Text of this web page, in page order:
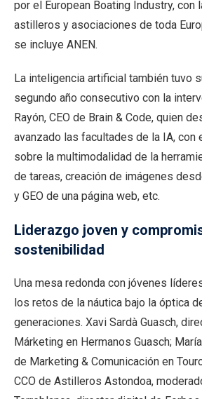
por el European Boating Industry, con
astilleros y asociaciones de toda
se incluye ANEN.
La inteligencia artificial también tuvo
segundo año consecutivo con la
Rayón, CEO de Brain & Code, quien
avanzado las facultades de la IA, con
sobre la multimodalidad de la
de tareas, creación de imágenes
y GEO de una página web, etc.
Liderazgo joven y
sostenibilidad
Una mesa redonda con jóvenes
los retos de la náutica bajo la óptica
generaciones. Xavi Sardà Guasch,
Márketing en Hermanos Guasch;
de Marketing & Comunicación en
CCO de Astilleros Astondoa,